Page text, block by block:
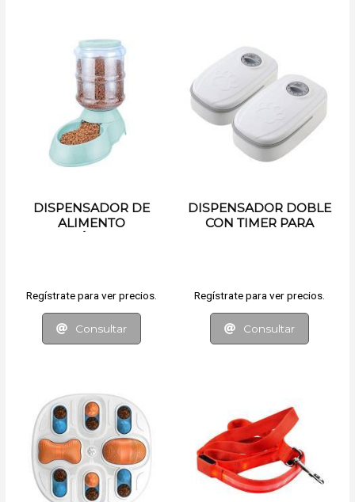
DISPENSADOR DE
ALIMENTO
Regístrate para ver precios.
Consultar
DISPENSADOR DOBLE
CON TIMER PARA
Regístrate para ver precios.
Consultar